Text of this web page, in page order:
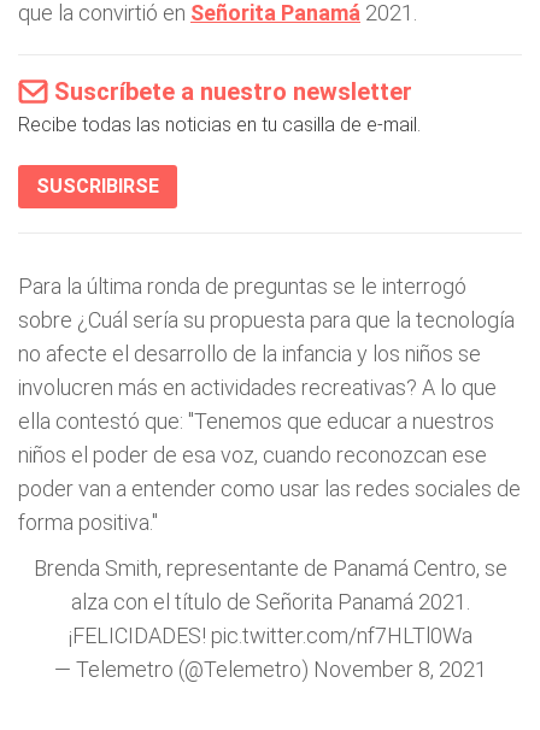
que la convirtió en Señorita Panamá 2021.
Suscríbete a nuestro newsletter
Recibe todas las noticias en tu casilla de e-mail.
SUSCRIBIRSE
Para la última ronda de preguntas se le interrogó
sobre ¿Cuál sería su propuesta para que la tecnología
no afecte el desarrollo de la infancia y los niños se
involucren más en actividades recreativas? A lo que
ella contestó que: "Tenemos que educar a nuestros
niños el poder de esa voz, cuando reconozcan ese
poder van a entender como usar las redes sociales de
forma positiva."
Brenda Smith, representante de Panamá Centro, se
alza con el título de Señorita Panamá 2021.
¡FELICIDADES! pic.twitter.com/nf7HLTl0Wa
— Telemetro (@Telemetro) November 8, 2021